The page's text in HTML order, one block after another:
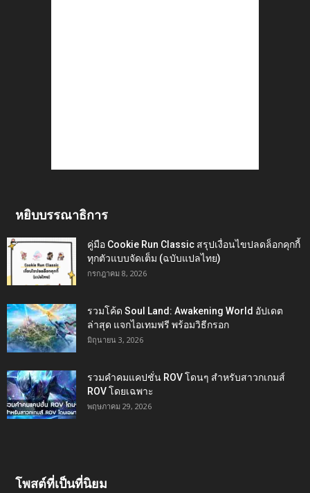
หยิบบรรณาธิการ
คู่มือ Cookie Run Classic สรุปเงื่อนไขปลดล็อกคุกกี้
ทุกตัวแบบจัดเต็ม (ฉบับแปลไทย)
กรกฎาคม 8, 2026
รวมโค้ด Soul Land: Awakening World อัปเดต
ล่าสุด แจกไอเทมฟรี พร้อมวิธีกรอก
มิถุนายน 3, 2026
รวมคำคมแคปชั่น ROV โดนๆ สำหรับสาวกเกมส์
ROV โดยเฉพาะ
พฤษภาคม 29, 2026
โพสต์ที่เป็นที่นิยม